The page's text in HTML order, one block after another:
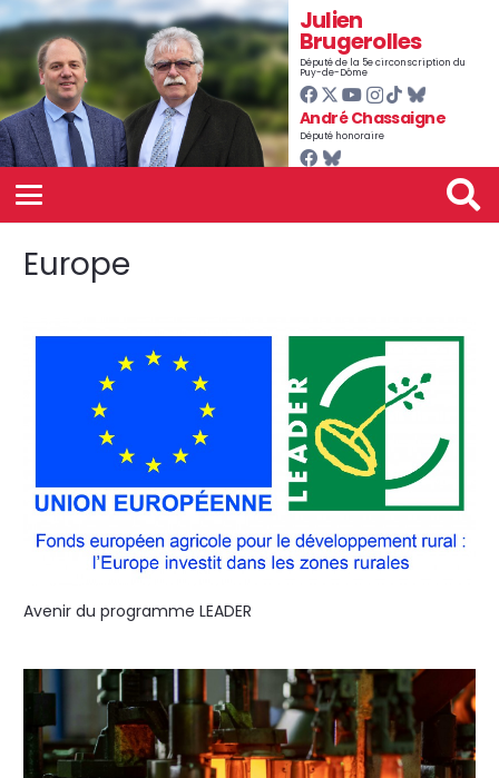
Julien
Brugerolles
Député de la 5e circonscription du
Puy-de-Dôme
André Chassaigne
Député honoraire
Europe
Avenir du programme LEADER